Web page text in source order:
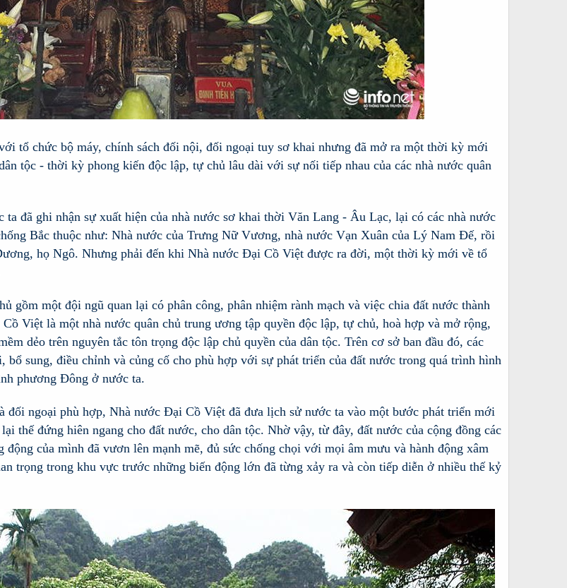
tổ chức bộ máy, chính sách đối nội, đối ngoại tuy sơ khai nhưng đã mở ra một thời kỳ mới
tộc - thời kỳ phong kiến độc lập, tự chủ lâu dài với sự nối tiếp nhau của các nhà nước quân
đã ghi nhận sự xuất hiện của nhà nước sơ khai thời Văn Lang - Âu Lạc, lại có các nhà nước
Bắc thuộc như: Nhà nước của Trưng Nữ Vương, nhà nước Vạn Xuân của Lý Nam Đế, rồi
họ Ngô. Nhưng phải đến khi Nhà nước Đại Cồ Việt được ra đời, một thời kỳ mới về tổ
gồm một đội ngũ quan lại có phân công, phân nhiệm rành mạch và việc chia đất nước thành
Việt là một nhà nước quân chủ trung ương tập quyền độc lập, tự chủ, hoà hợp và mở rộng,
dẻo trên nguyên tắc tôn trọng độc lập chủ quyền của dân tộc. Trên cơ sở ban đầu đó, các
bổ sung, điều chỉnh và củng cố cho phù hợp với sự phát triển của đất nước trong quá trình hình
phương Đông ở nước ta.
đối ngoại phù hợp, Nhà nước Đại Cồ Việt đã đưa lịch sử nước ta vào một bước phát triển mới
thế đứng hiên ngang cho đất nước, cho dân tộc. Nhờ vậy, từ đây, đất nước của cộng đồng các
động của mình đã vươn lên mạnh mẽ, đủ sức chống chọi với mọi âm mưu và hành động xâm
trọng trong khu vực trước những biến động lớn đã từng xảy ra và còn tiếp diễn ở nhiều thế kỷ